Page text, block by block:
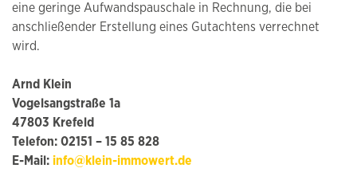
eine geringe Aufwandspauschale in Rechnung, die bei
anschließender Erstellung eines Gutachtens verrechnet
wird.
Arnd Klein
Vogelsangstraße 1a
47803 Krefeld
Telefon: 02151 – 15 85 828
E-Mail: info@klein-immowert.de